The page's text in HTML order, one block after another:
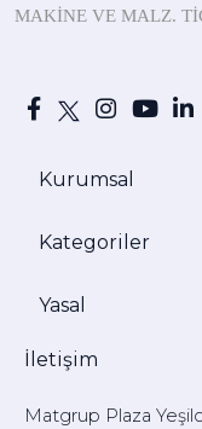
MAKİNE VE MALZ.
Kurumsal
Kategoriler
Yasal
İletişim
Matgrup Plaza